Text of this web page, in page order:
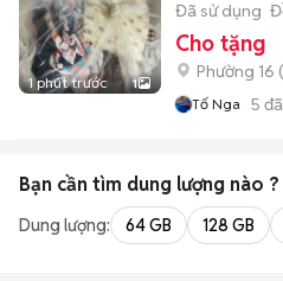
1 phút trước 1
Đã sử dụng
Cho tặng
Phường 16 (
Tố Nga 5
Bạn cần tìm dung lượng nào ?
Dung lượng: 64 GB 128 GB